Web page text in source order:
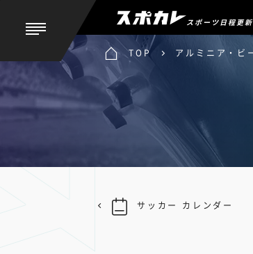
スポーツ日程更
TOP アルミニア・ビ
サッカー カレンダー